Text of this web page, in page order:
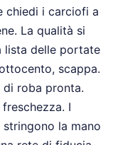
chiedi i carciofi a
La qualità si
lista delle portate
scappa.
di roba pronta.
I
la mano